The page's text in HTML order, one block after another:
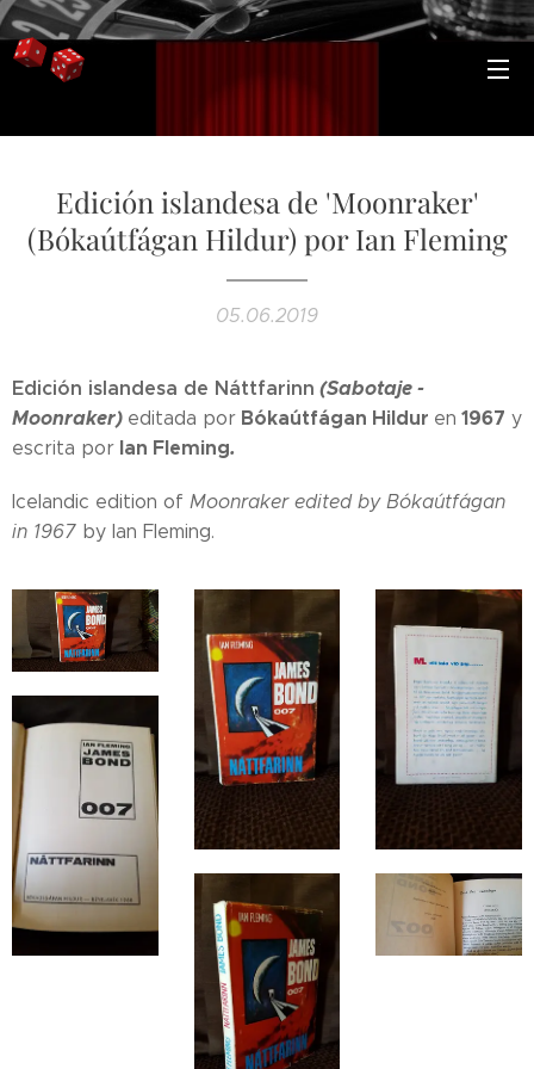
Edición islandesa de 'Moonraker'
(Bókaútfágan Hildur) por Ian Fleming
05.06.2019
Edición islandesa de Náttfarinn (Sabotaje -
Moonraker) editada por Bókaútfágan Hildur en 1967 y
escrita por Ian Fleming.
Icelandic edition of Moonraker edited by Bókaútfágan
in 1967 by Ian Fleming.